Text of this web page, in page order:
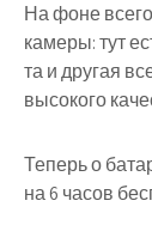
На фоне
камеры: тут
та и другая
высокого
Теперь о
на 6 часов